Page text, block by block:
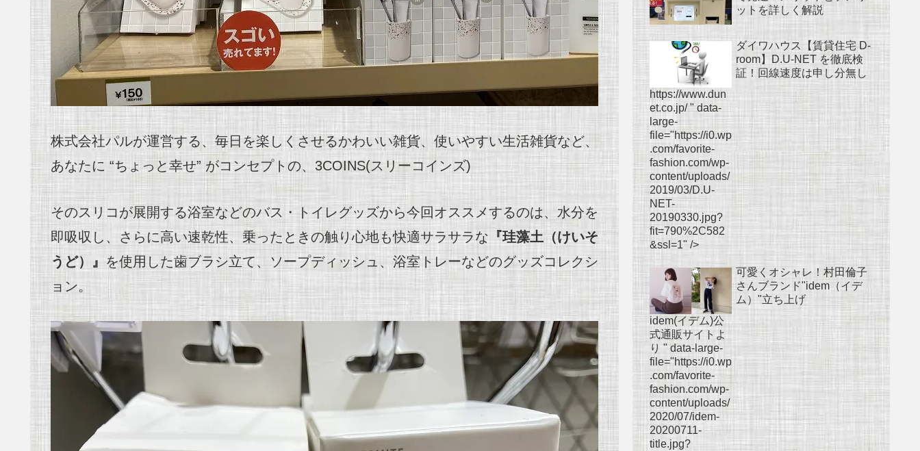
株式会社パルが運営する、毎日を楽しくさせるかわいい雑貨、使いやすい生活雑貨など、
あなたに “ちょっと幸せ” がコンセプトの、3COINS(スリーコインズ)
そのスリコが展開する浴室などのバス・トイレグッズから今回オススメするのは、水分を
即吸収し、さらに高い速乾性、乗ったときの触り心地も快適サラサラな 『珪藻土（けいそ
うど）』を使用した歯ブラシ立て、ソープディッシュ、浴室トレーなどのグッズコレクシ
ョン。
ットを詳しく解説
https://www.dun
et.co.jp/ " data-
large-
file="https://i0.wp
.com/favorite-
fashion.com/wp-
content/uploads/
2019/03/D.U-
NET-
20190330.jpg?
fit=790%2C582
&ssl=1" />
ダイワハウス【賃貸住宅 D-
room】D.U-NET を徹底検
証！回線速度は申し分無し
idem(イデム)公
式通販サイトよ
り " data-large-
file="https://i0.wp
.com/favorite-
fashion.com/wp-
content/uploads/
2020/07/idem-
20200711-
title.jpg?
可愛くオシャレ！村田倫子
さんブランド"idem（イデ
ム）"立ち上げ